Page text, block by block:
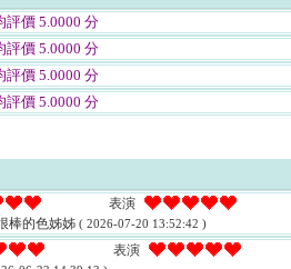
評價 5.0000 分
評價 5.0000 分
評價 5.0000 分
評價 5.0000 分
表演
棒的色姊姊 ( 2026-07-20 13:52:42 )
表演